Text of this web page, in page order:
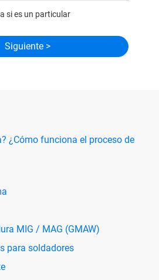
si es un particular
¿Cómo funciona el proceso de
MIG / MAG (GMAW)
para soldadores